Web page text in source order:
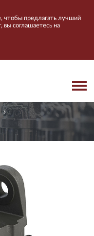
чтобы предлагать лучший
вы соглашаетесь на